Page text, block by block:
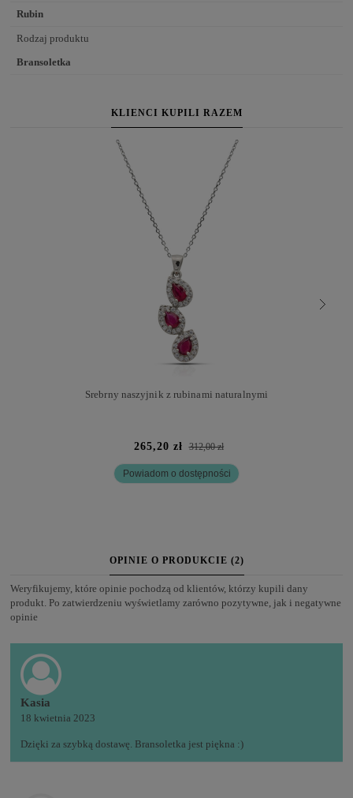
Rubin
Rodzaj produktu
Bransoletka
KLIENCI KUPILI RAZEM
Srebrny naszyjnik z rubinami naturalnymi
265,20 zł 312,00 zł
Powiadom o dostępności
OPINIE O PRODUKCIE (2)
Weryfikujemy, które opinie pochodzą od klientów, którzy kupili dany
produkt. Po zatwierdzeniu wyświetlamy zarówno pozytywne, jak i negatywne
opinie
Kasia
18 kwietnia 2023
Dzięki za szybką dostawę. Bransoletka jest piękna :)